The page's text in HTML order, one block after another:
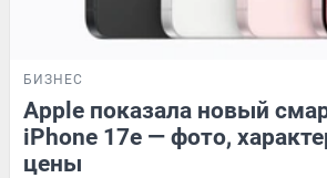
БИЗНЕС
Apple показала новый
iPhone 17e — фото,
цены